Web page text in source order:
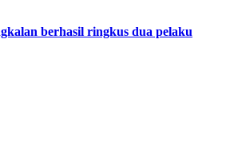
berhasil ringkus dua pelaku